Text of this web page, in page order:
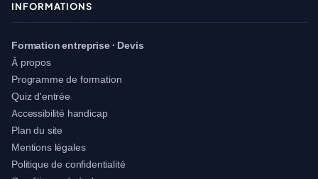
INFORMATIONS
Formation entreprise · Devis
À propos
Programme de formation
Quiz d'entrée
Accessibilité handicap
Plan du site
Mentions légales
Politique de confidentialité